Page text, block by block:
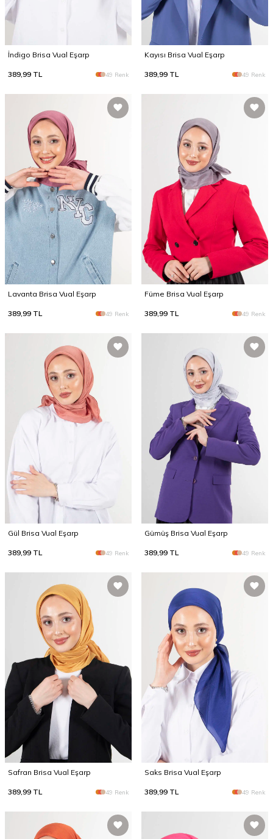
İndigo Brisa Vual Eşarp
389,99 TL 49 Renk
Kayısı Brisa Vual Eşarp
389,99 TL 49 Renk
Lavanta Brisa Vual Eşarp
389,99 TL 49 Renk
Füme Brisa Vual Eşarp
389,99 TL 49 Renk
Gül Brisa Vual Eşarp
389,99 TL 49 Renk
Gümüş Brisa Vual Eşarp
389,99 TL 49 Renk
Safran Brisa Vual Eşarp
389,99 TL 49 Renk
Saks Brisa Vual Eşarp
389,99 TL 49 Renk